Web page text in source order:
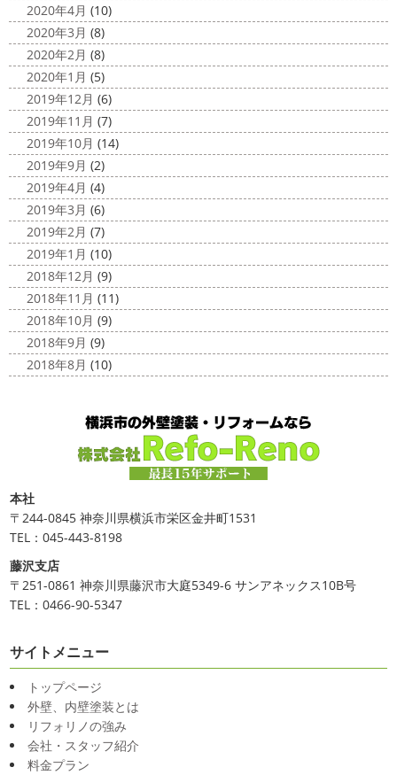
2020年4月 (10)
2020年3月 (8)
2020年2月 (8)
2020年1月 (5)
2019年12月 (6)
2019年11月 (7)
2019年10月 (14)
2019年9月 (2)
2019年4月 (4)
2019年3月 (6)
2019年2月 (7)
2019年1月 (10)
2018年12月 (9)
2018年11月 (11)
2018年10月 (9)
2018年9月 (9)
2018年8月 (10)
本社
〒244-0845 神奈川県横浜市栄区金井町1531
TEL：045-443-8198
藤沢支店
〒251-0861 神奈川県藤沢市大庭5349-6 サンアネックス10B号
TEL：0466-90-5347
サイトメニュー
トップページ
外壁、内壁塗装とは
リフォリノの強み
会社・スタッフ紹介
料金プラン